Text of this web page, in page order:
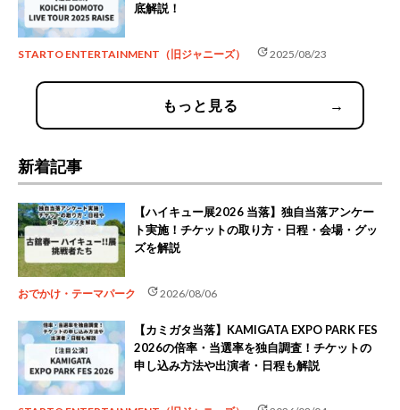
底解説！
STARTO ENTERTAINMENT（旧ジャニーズ） update2025/08/23
もっと見る →
新着記事
【ハイキュー展2026 当落】独自当落アンケー
ト実施！チケットの取り方・日程・会場・グッ
ズを解説
おでかけ・テーマパーク update2026/08/06
【カミガタ当落】KAMIGATA EXPO PARK FES
2026の倍率・当選率を独自調査！チケットの
申し込み方法や出演者・日程も解説